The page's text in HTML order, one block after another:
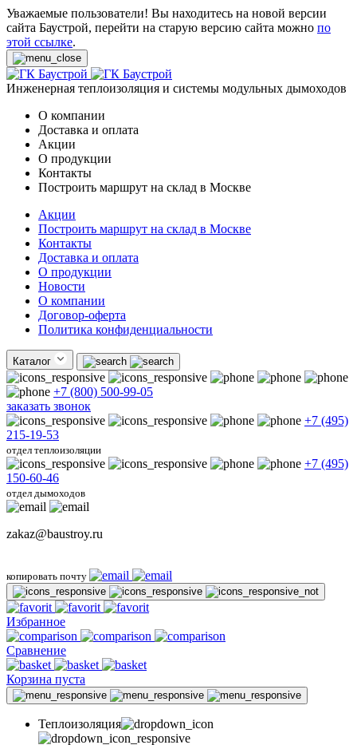
Уважаемые пользователи! Вы находитесь на новой версии
сайта Баустрой, перейти на старую версию сайта можно по
этой ссылке.
Инженерная теплоизоляция и системы модульных дымоходов
О компании
Доставка и оплата
Акции
О продукции
Контакты
Построить маршрут на склад в Москве
Акции
Построить маршрут на склад в Москве
Контакты
Доставка и оплата
О продукции
Новости
О компании
Договор-оферта
Политика конфиденциальности
Каталог
+7 (800) 500-99-05
заказать звонок
+7 (495)
215-19-53
отдел теплоизоляции
+7 (495)
150-60-46
отдел дымоходов
zakaz@baustroy.ru
копировать почту
Избранное
Сравнение
Корзина пуста
Теплоизоляция